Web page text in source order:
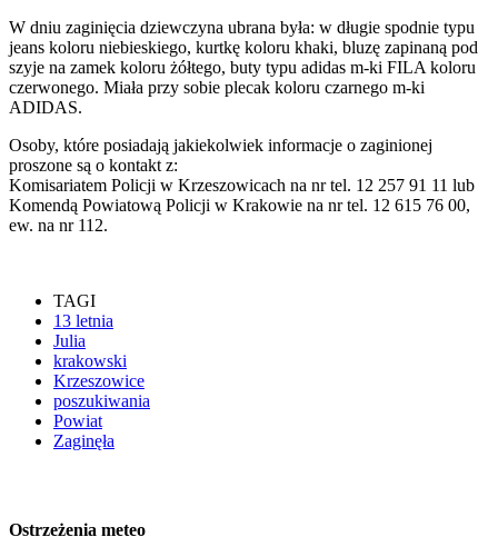
W dniu zaginięcia dziewczyna ubrana była: w długie spodnie typu
jeans koloru niebieskiego, kurtkę koloru khaki, bluzę zapinaną pod
szyje na zamek koloru żółtego, buty typu adidas m-ki FILA koloru
czerwonego. Miała przy sobie plecak koloru czarnego m-ki
ADIDAS.
Osoby, które posiadają jakiekolwiek informacje o zaginionej
proszone są o kontakt z:
Komisariatem Policji w Krzeszowicach na nr tel. 12 257 91 11 lub
Komendą Powiatową Policji w Krakowie na nr tel. 12 615 76 00,
ew. na nr 112.
TAGI
13 letnia
Julia
krakowski
Krzeszowice
poszukiwania
Powiat
Zaginęła
Ostrzeżenia meteo